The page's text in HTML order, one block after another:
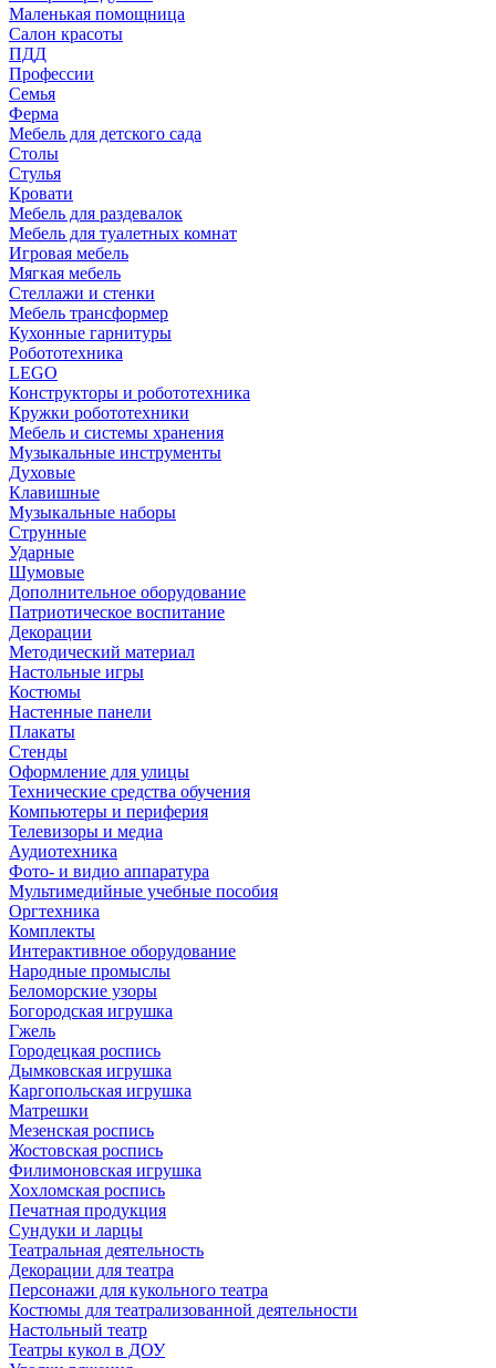
Маленькая помощница
Салон красоты
ПДД
Профессии
Семья
Ферма
Мебель для детского сада
Столы
Cтулья
Кровати
Мебель для раздевалок
Мебель для туалетных комнат
Игровая мебель
Мягкая мебель
Стеллажи и стенки
Мебель трансформер
Кухонные гарнитуры
Робототехника
LEGO
Конструкторы и робототехника
Кружки робототехники
Мебель и системы хранения
Музыкальные инструменты
Духовые
Клавишные
Музыкальные наборы
Струнные
Ударные
Шумовые
Дополнительное оборудование
Патриотическое воспитание
Декорации
Методический материал
Настольные игры
Костюмы
Настенные панели
Плакаты
Стенды
Оформление для улицы
Технические средства обучения
Компьютеры и периферия
Телевизоры и медиа
Аудиотехника
Фото- и видио аппаратура
Мультимедийные учебные пособия
Оргтехника
Комплекты
Интерактивное оборудование
Народные промыслы
Беломорские узоры
Богородская игрушка
Гжель
Городецкая роспись
Дымковская игрушка
Каргопольская игрушка
Матрешки
Мезенская роспись
Жостовская роспись
Филимоновская игрушка
Хохломская роспись
Печатная продукция
Сундуки и ларцы
Театральная деятельность
Декорации для театра
Персонажи для кукольного театра
Костюмы для театрализованной деятельности
Настольный театр
Театры кукол в ДОУ